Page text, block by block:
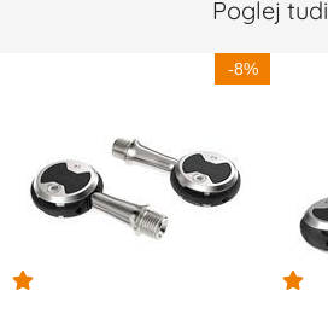
Poglej tudi
-8%